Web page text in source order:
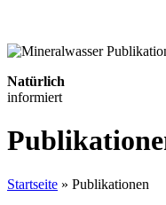
Natürlich
informiert
Startseite » Publikationen